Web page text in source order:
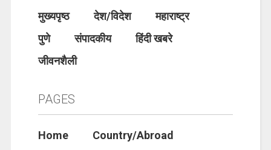
मुख्यपृष्ठ देश/विदेश
महाराष्ट्र
पुणे
संपादकीय
हिंदी खबरे
जीवनशैली
PAGES
Home
Country/Abroad